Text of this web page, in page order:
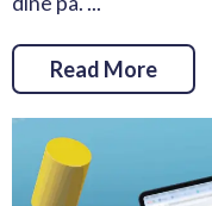
Read More